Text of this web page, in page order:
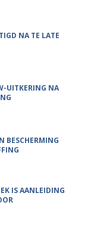
NA TE LATE
UITKERING NA
BESCHERMING
IS AANLEIDING